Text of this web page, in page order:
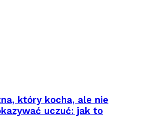
który kocha, ale nie
uczuć: jak to